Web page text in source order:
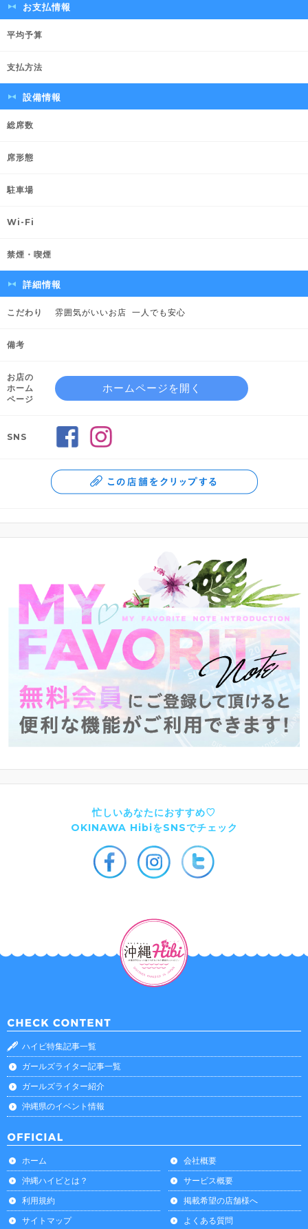
お支払情報
平均予算
支払方法
設備情報
総席数
席形態
駐車場
Wi-Fi
禁煙・喫煙
詳細情報
こだわり 雰囲気がいいお店 一人でも安心
備考
お店の
ホーム
ページ
ホームページを開く
SNS
忙しいあなたにおすすめ♡
OKINAWA HibiをSNSでチェック
ハイビ特集記事一覧
ガールズライター記事一覧
ガールズライター紹介
沖縄県のイベント情報
ホーム
会社概要
沖縄ハイビとは？
サービス概要
利用規約
掲載希望の店舗様へ
サイトマップ
よくある質問